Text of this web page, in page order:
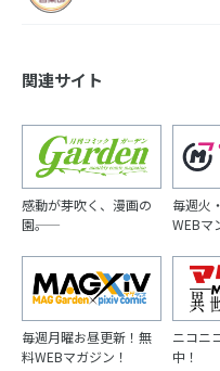
関連サイト
感動が芽吹く、漫画の
園――。
毎週火
WEBマ
毎週月曜お昼更新！無
料WEBマガジン！
ニコニ
中！